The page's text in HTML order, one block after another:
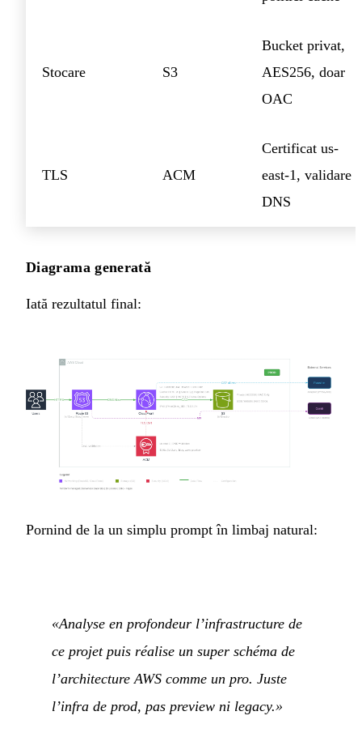
Stocare S3
Bucket privat,
AES256, doar
OAC
TLS ACM
Certificat us-
east-1, validare
DNS
Diagrama generată
Iată rezultatul final:
Pornind de la un simplu prompt în limbaj natural:
«Analyse en profondeur l’infrastructure de
ce projet puis réalise un super schéma de
l’architecture AWS comme un pro. Juste
l’infra de prod, pas preview ni legacy.»